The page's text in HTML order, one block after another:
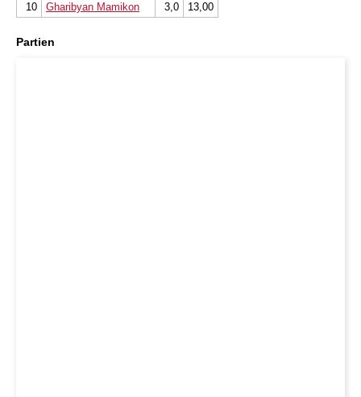
10
Gharibyan Mamikon 3,0 13,00
Partien